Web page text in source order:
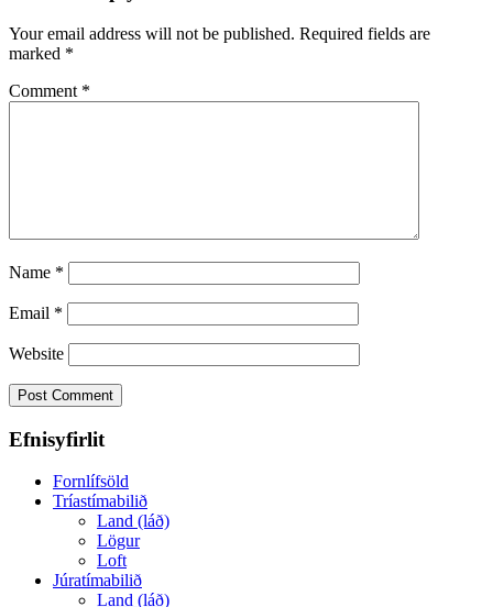
Your email address will not be published. Required fields are
marked *
Comment *
Name *
Email *
Website
Efnisyfirlit
Fornlífsöld
Tríastímabilið
Land (láð)
Lögur
Loft
Júratímabilið
Land (láð)